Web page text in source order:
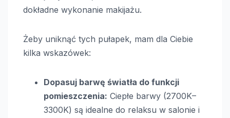
dokładne wykonanie makijażu.
Żeby uniknąć tych pułapek, mam dla Ciebie
kilka wskazówek:
Dopasuj barwę światła do funkcji
pomieszczenia: Ciepłe barwy (2700K–
3300K) są idealne do relaksu w salonie i